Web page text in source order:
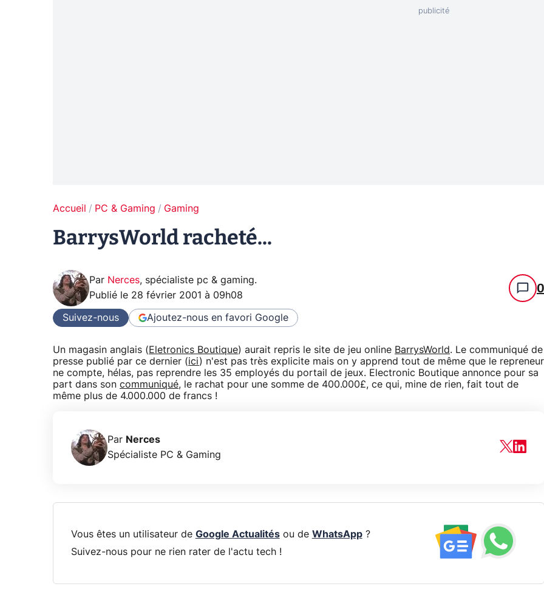
Accueil PC & Gaming Gaming
BarrysWorld racheté...
Par Nerces, spécialiste pc & gaming.
Publié le 28 février 2001 à 09h08 0
Suivez-nous Ajoutez-nous en favori Google
Un magasin anglais (Eletronics Boutique) aurait repris le site de jeu online BarrysWorld. Le communiqué de
presse publié par ce dernier (ici) n'est pas très explicite mais on y apprend tout de même que le repreneur
ne compte, hélas, pas reprendre les 35 employés du portail de jeux. Electronic Boutique annonce pour sa
part dans son communiqué, le rachat pour une somme de 400.000£, ce qui, mine de rien, fait tout de
même plus de 4.000.000 de francs !
Par Nerces
Spécialiste PC & Gaming
Vous êtes un utilisateur de Google Actualitésou de WhatsApp?
Suivez-nous pour ne rien rater de l'actu tech !